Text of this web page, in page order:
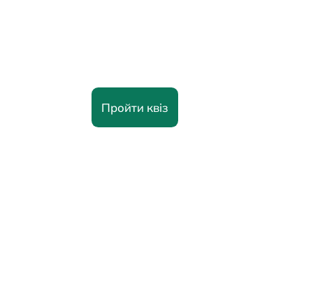
Пройти квіз